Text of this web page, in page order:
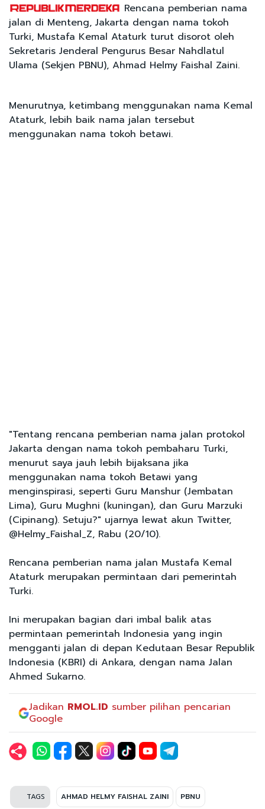
Rencana pemberian nama
jalan di Menteng, Jakarta dengan nama tokoh
Turki, Mustafa Kemal Ataturk turut disorot oleh
Sekretaris Jenderal Pengurus Besar Nahdlatul
Ulama (Sekjen PBNU), Ahmad Helmy Faishal Zaini.
Menurutnya, ketimbang menggunakan nama Kemal
Ataturk, lebih baik nama jalan tersebut
menggunakan nama tokoh betawi.
"Tentang rencana pemberian nama jalan protokol
Jakarta dengan nama tokoh pembaharu Turki,
menurut saya jauh lebih bijaksana jika
menggunakan nama tokoh Betawi yang
menginspirasi, seperti Guru Manshur (Jembatan
Lima), Guru Mughni (kuningan), dan Guru Marzuki
(Cipinang). Setuju?" ujarnya lewat akun Twitter,
@Helmy_Faishal_Z, Rabu (20/10).
Rencana pemberian nama jalan Mustafa Kemal
Ataturk merupakan permintaan dari pemerintah
Turki.
Ini merupakan bagian dari imbal balik atas
permintaan pemerintah Indonesia yang ingin
mengganti jalan di depan Kedutaan Besar Republik
Indonesia (KBRI) di Ankara, dengan nama Jalan
Ahmed Sukarno.
Jadikan RMOL.ID sumber pilihan pencarian
Google
TAGS AHMAD HELMY FAISHAL ZAINI PBNU